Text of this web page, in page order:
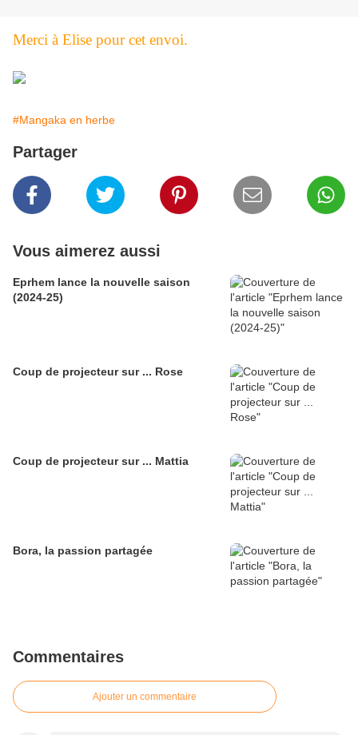
Merci à Elise pour cet envoi.
#Mangaka en herbe
Partager
Vous aimerez aussi
Eprhem lance la nouvelle saison
(2024-25)
Coup de projecteur sur ... Rose
Coup de projecteur sur ... Mattia
Bora, la passion partagée
Commentaires
Ajouter un commentaire